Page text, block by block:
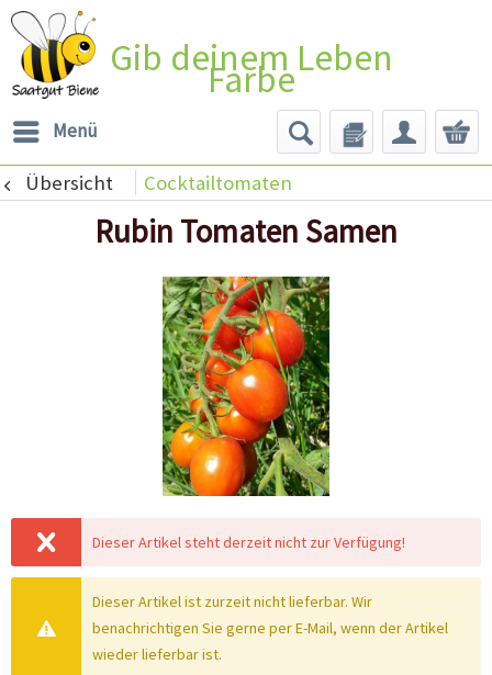
Gib deinem Leben
Farbe
Menü
Übersicht Cocktailtomaten
Rubin Tomaten Samen
Dieser Artikel steht derzeit nicht zur Verfügung!
Dieser Artikel ist zurzeit nicht lieferbar. Wir
benachrichtigen Sie gerne per E-Mail, wenn der Artikel
wieder lieferbar ist.